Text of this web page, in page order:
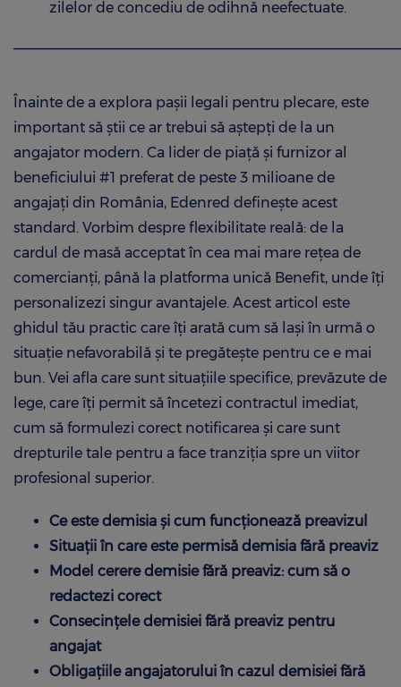
zilelor de concediu de odihnă neefectuate.
Înainte de a explora pașii legali pentru plecare, este
important să știi ce ar trebui să aștepți de la un
angajator modern. Ca lider de piață și furnizor al
beneficiului #1 preferat de peste 3 milioane de
angajați din România, Edenred definește acest
standard. Vorbim despre flexibilitate reală: de la
cardul de masă acceptat în cea mai mare rețea de
comercianți, până la platforma unică Benefit, unde îți
personalizezi singur avantajele. Acest articol este
ghidul tău practic care îți arată cum să lași în urmă o
situație nefavorabilă și te pregătește pentru ce e mai
bun. Vei afla care sunt situațiile specifice, prevăzute de
lege, care îți permit să încetezi contractul imediat,
cum să formulezi corect notificarea și care sunt
drepturile tale pentru a face tranziția spre un viitor
profesional superior.
Ce este demisia și cum funcționează preavizul
Situații în care este permisă demisia fără preaviz
Model cerere demisie fără preaviz: cum să o
redactezi corect
Consecințele demisiei fără preaviz pentru
angajat
Obligațiile angajatorului în cazul demisiei fără